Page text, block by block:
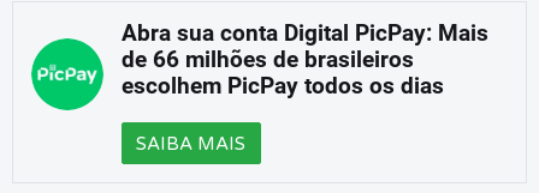
Abra sua conta Digital PicPay: Mais
de 66 milhões de brasileiros
escolhem PicPay todos os dias
SAIBA MAIS